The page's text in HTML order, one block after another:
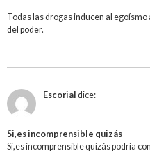
Todas las drogas inducen al
del poder.
Escorial dice:
Si,es incomprensible quizás
Si,es incomprensible quizás podría